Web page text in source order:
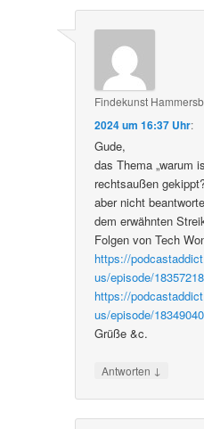
Findekunst
2024 um 16:37 Uhr:
Gude,
das Thema „warum
rechtsaußen
aber nicht
dem erwähnten
Folgen von Tech
https://
us/episode/
https://
us/episode/
Grüße &c.
Antworten ↓